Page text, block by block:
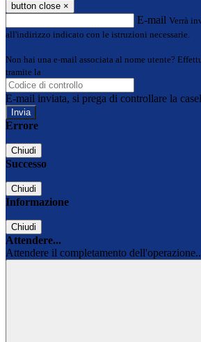
button close ×
E-mail Verrà
all'indirizzo indicato con le istruzioni necessarie.
Non hai una e-mail associata al nome utente?
tramite la
E-mail inviata, si prega di controllare la
Errore
Chiudi
Successo
Chiudi
Informazione
Chiudi
Attendere...
Attendere il completamento